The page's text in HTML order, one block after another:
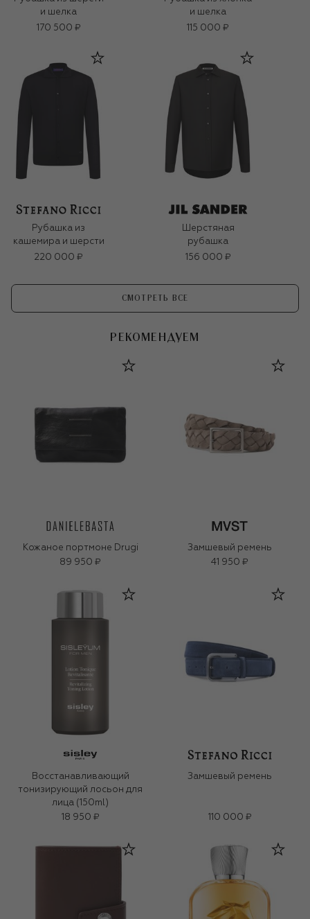
и шелка
170 500 ₽
и шелка
115 000 ₽
Рубашка из
кашемира и шерсти
220 000 ₽
Шерстяная
рубашка
156 000 ₽
СМОТРЕТЬ ВСЕ
РЕКОМЕНДУЕМ
Кожаное портмоне Drugi
89 950 ₽
Замшевый ремень
41 950 ₽
Восстанавливающий
тонизирующий лосьон для
лица (150ml)
18 950 ₽
Замшевый ремень
110 000 ₽